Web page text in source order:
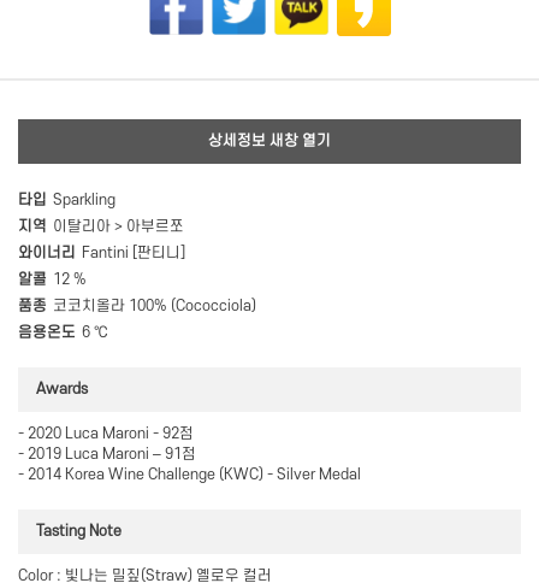
상세정보 새창 열기
타입 Sparkling
지역 이탈리아 > 아부르쪼
와이너리
Fantini [판티니]
알콜 12 %
품종 코코치올라 100% (Cococciola)
음용온도 6 ℃
Awards
- 2020 Luca Maroni - 92점
- 2019 Luca Maroni – 91점
- 2014 Korea Wine Challenge (KWC) - Silver Medal
Tasting Note
Color : 빛나는 밀짚(Straw) 옐로우 컬러